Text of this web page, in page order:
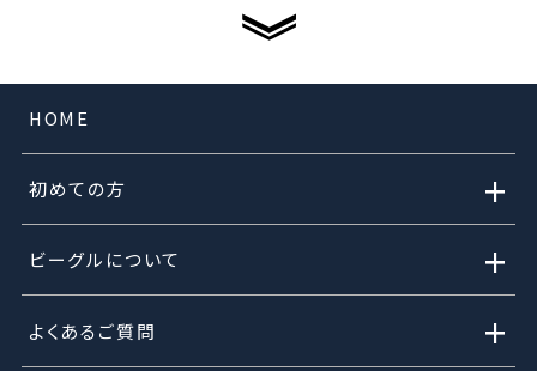
HOME
初めての方 +
ビーグルについて +
よくあるご質問 +